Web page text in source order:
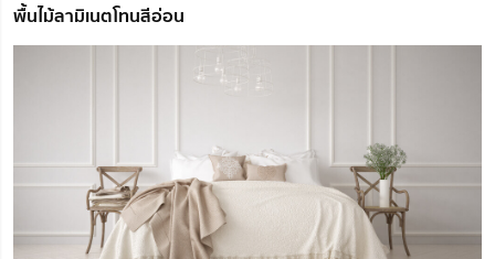
พื้นไม้ลามิเนตโทนสีอ่อน